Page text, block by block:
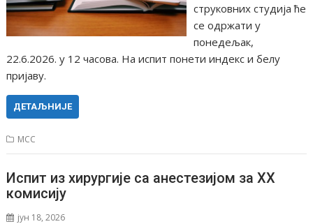
струковних студија ће
се одржати у
понедељак,
22.6.2026. у 12 часова. На испит понети индекс и белу
пријаву.
ДЕТАЉНИЈЕ
МСС
Испит из хирургије са анестезијом за XX
комисију
јун 18, 2026